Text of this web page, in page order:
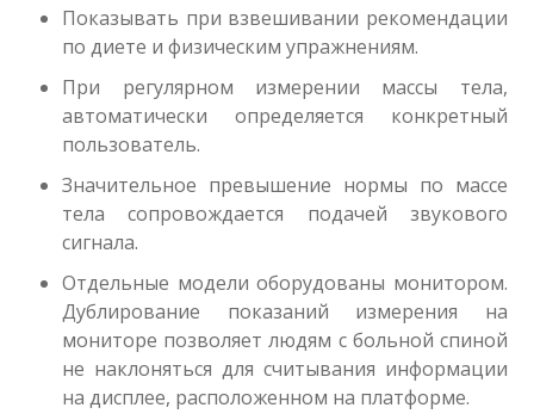
Показывать при взвешивании рекомендации
по диете и физическим упражнениям.
При регулярном измерении массы тела,
автоматически определяется конкретный
пользователь.
Значительное превышение нормы по массе
тела сопровождается подачей звукового
сигнала.
Отдельные модели оборудованы монитором.
Дублирование показаний измерения на
мониторе позволяет людям с больной спиной
не наклоняться для считывания информации
на дисплее, расположенном на платформе.